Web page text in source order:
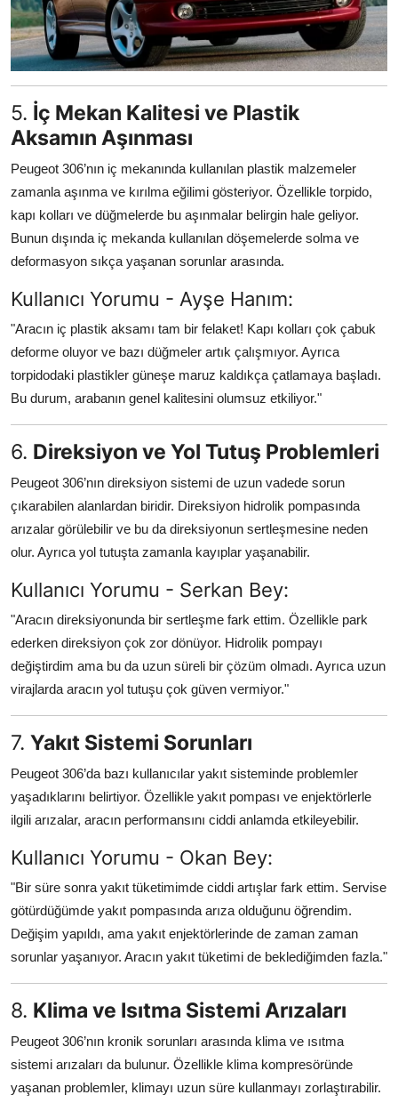
5. İç Mekan Kalitesi ve Plastik
Aksamın Aşınması
Peugeot 306’nın iç mekanında kullanılan plastik malzemeler
zamanla aşınma ve kırılma eğilimi gösteriyor. Özellikle torpido,
kapı kolları ve düğmelerde bu aşınmalar belirgin hale geliyor.
Bunun dışında iç mekanda kullanılan döşemelerde solma ve
deformasyon sıkça yaşanan sorunlar arasında.
Kullanıcı Yorumu - Ayşe Hanım:
"Aracın iç plastik aksamı tam bir felaket! Kapı kolları çok çabuk
deforme oluyor ve bazı düğmeler artık çalışmıyor. Ayrıca
torpidodaki plastikler güneşe maruz kaldıkça çatlamaya başladı.
Bu durum, arabanın genel kalitesini olumsuz etkiliyor."
6. Direksiyon ve Yol Tutuş Problemleri
Peugeot 306’nın direksiyon sistemi de uzun vadede sorun
çıkarabilen alanlardan biridir. Direksiyon hidrolik pompasında
arızalar görülebilir ve bu da direksiyonun sertleşmesine neden
olur. Ayrıca yol tutuşta zamanla kayıplar yaşanabilir.
Kullanıcı Yorumu - Serkan Bey:
"Aracın direksiyonunda bir sertleşme fark ettim. Özellikle park
ederken direksiyon çok zor dönüyor. Hidrolik pompayı
değiştirdim ama bu da uzun süreli bir çözüm olmadı. Ayrıca uzun
virajlarda aracın yol tutuşu çok güven vermiyor."
7. Yakıt Sistemi Sorunları
Peugeot 306’da bazı kullanıcılar yakıt sisteminde problemler
yaşadıklarını belirtiyor. Özellikle yakıt pompası ve enjektörlerle
ilgili arızalar, aracın performansını ciddi anlamda etkileyebilir.
Kullanıcı Yorumu - Okan Bey:
"Bir süre sonra yakıt tüketimimde ciddi artışlar fark ettim. Servise
götürdüğümde yakıt pompasında arıza olduğunu öğrendim.
Değişim yapıldı, ama yakıt enjektörlerinde de zaman zaman
sorunlar yaşanıyor. Aracın yakıt tüketimi de beklediğimden fazla."
8. Klima ve Isıtma Sistemi Arızaları
Peugeot 306’nın kronik sorunları arasında klima ve ısıtma
sistemi arızaları da bulunur. Özellikle klima kompresöründe
yaşanan problemler, klimayı uzun süre kullanmayı zorlaştırabilir.